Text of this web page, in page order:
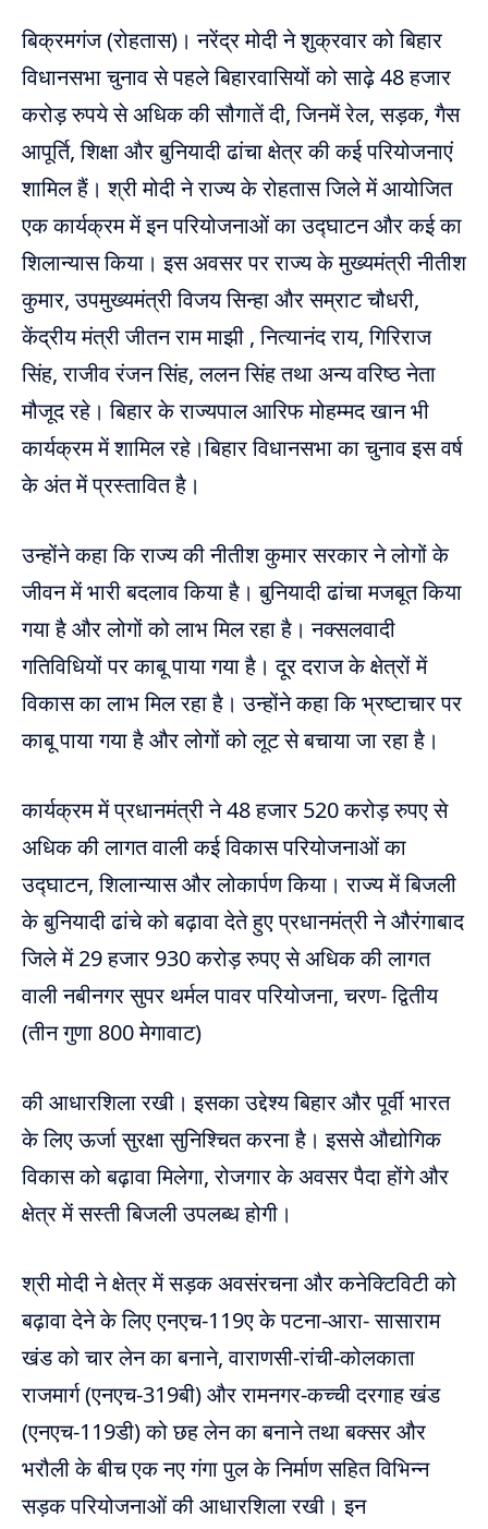
बिक्रमगंज (रोहतास)। नरेंद्र मोदी ने शुक्रवार को बिहार
विधानसभा चुनाव से पहले बिहारवासियों को साढ़े 48 हजार
करोड़ रुपये से अधिक की सौगातें दी, जिनमें रेल, सड़क, गैस
आपूर्ति, शिक्षा और बुनियादी ढांचा क्षेत्र की कई परियोजनाएं
शामिल हैं। श्री मोदी ने राज्य के रोहतास जिले में आयोजित
एक कार्यक्रम में इन परियोजनाओं का उद्घाटन और कई का
शिलान्यास किया। इस अवसर पर राज्य के मुख्यमंत्री नीतीश
कुमार, उपमुख्यमंत्री विजय सिन्हा और सम्राट चौधरी,
केंद्रीय मंत्री जीतन राम माझी , नित्यानंद राय, गिरिराज
सिंह, राजीव रंजन सिंह, ललन सिंह तथा अन्य वरिष्ठ नेता
मौजूद रहे। बिहार के राज्यपाल आरिफ मोहम्मद खान भी
कार्यक्रम में शामिल रहे।बिहार विधानसभा का चुनाव इस वर्ष
के अंत में प्रस्तावित है।
उन्होंने कहा कि राज्य की नीतीश कुमार सरकार ने लोगों के
जीवन में भारी बदलाव किया है। बुनियादी ढांचा मजबूत किया
गया है और लोगों को लाभ मिल रहा है। नक्सलवादी
गतिविधियों पर काबू पाया गया है। दूर दराज के क्षेत्रों में
विकास का लाभ मिल रहा है। उन्होंने कहा कि भ्रष्टाचार पर
काबू पाया गया है और लोगों को लूट से बचाया जा रहा है।
कार्यक्रम में प्रधानमंत्री ने 48 हजार 520 करोड़ रुपए से
अधिक की लागत वाली कई विकास परियोजनाओं का
उद्घाटन, शिलान्यास और लोकार्पण किया। राज्य में बिजली
के बुनियादी ढांचे को बढ़ावा देते हुए प्रधानमंत्री ने औरंगाबाद
जिले में 29 हजार 930 करोड़ रुपए से अधिक की लागत
वाली नबीनगर सुपर थर्मल पावर परियोजना, चरण- द्वितीय
(तीन गुणा 800 मेगावाट)
की आधारशिला रखी। इसका उद्देश्य बिहार और पूर्वी भारत
के लिए ऊर्जा सुरक्षा सुनिश्चित करना है। इससे औद्योगिक
विकास को बढ़ावा मिलेगा, रोजगार के अवसर पैदा होंगे और
क्षेत्र में सस्ती बिजली उपलब्ध होगी।
श्री मोदी ने क्षेत्र में सड़क अवसंरचना और कनेक्टिविटी को
बढ़ावा देने के लिए एनएच-119ए के पटना-आरा- सासाराम
खंड को चार लेन का बनाने, वाराणसी-रांची-कोलकाता
राजमार्ग (एनएच-319बी) और रामनगर-कच्ची दरगाह खंड
(एनएच-119डी) को छह लेन का बनाने तथा बक्सर और
भरौली के बीच एक नए गंगा पुल के निर्माण सहित विभिन्न
सड़क परियोजनाओं की आधारशिला रखी। इन